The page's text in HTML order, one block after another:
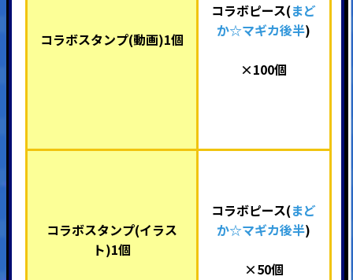
コラボスタンプ(動画)1個
コラボピース(まど
か☆マギカ後半)
×100個
コラボスタンプ(イラス
ト)1個
コラボピース(まど
か☆マギカ後半)
×50個